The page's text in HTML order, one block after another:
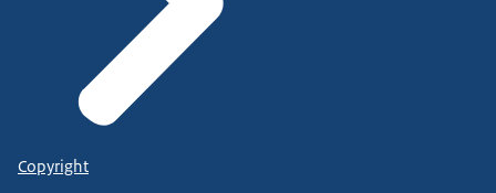
Copyright